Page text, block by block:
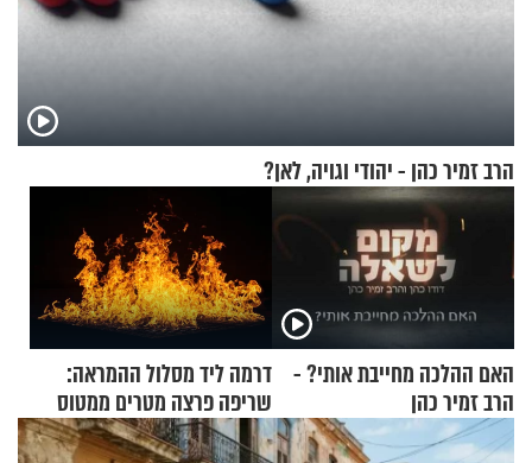
הרב זמיר כהן - יהודי וגויה, לאן?
האם ההלכה מחייבת אותי? -
הרב זמיר כהן
דרמה ליד מסלול ההמראה:
שריפה פרצה מטרים ממטוס
מלא בנוסעים